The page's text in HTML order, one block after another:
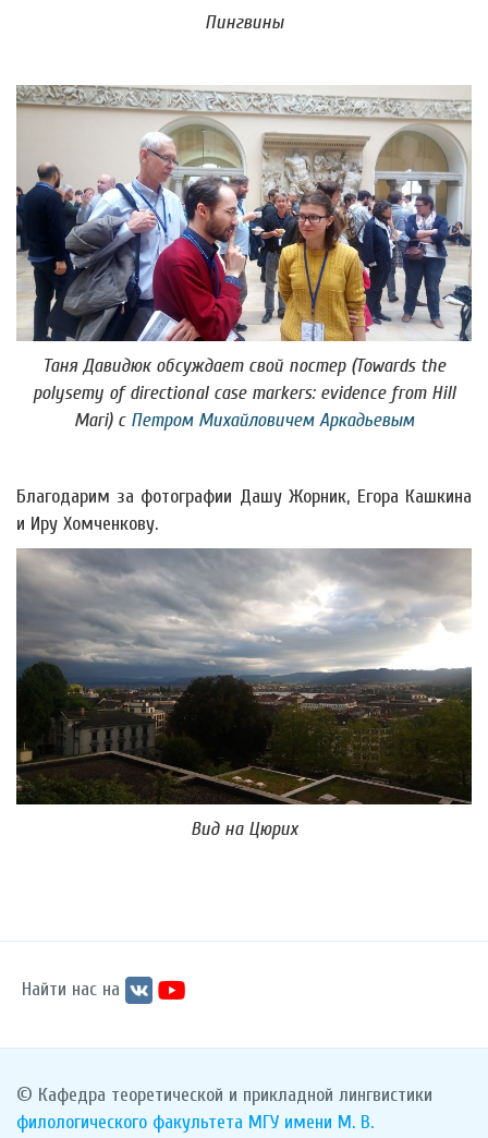
Пингвины
Таня Давидюк обсуждает свой постер (Towards the
polysemy of directional case markers: evidence from Hill
Mari) с Петром Михайловичем Аркадьевым
Благодарим за фотографии Дашу Жорник, Егора Кашкина
и Иру Хомченкову.
Вид на Цюрих
Найти нас на
© Кафедра теоретической и прикладной лингвистики
филологического факультета МГУ имени М. В.